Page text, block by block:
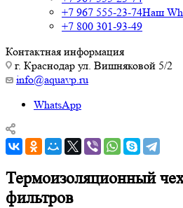
+7 967 555-23-74Наш
+7 800 301-93-49
Контактная информация
г. Краснодар ул. Вишняковой 5/2
info@aquavp.ru
WhatsApp
Термоизоляционный
фильтров